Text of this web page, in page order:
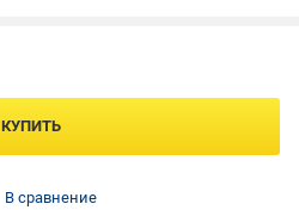
КУПИТЬ
В сравнение